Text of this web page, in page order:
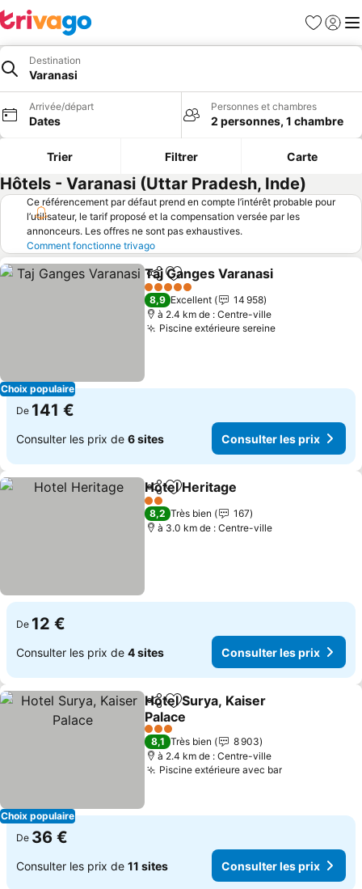
Favoris
Se
Destination
Varanasi
Arrivée/départ
Dates
Personnes et chambres
2 personnes, 1 chambre
Trier Filtrer Carte
Hôtels - Varanasi (Uttar Pradesh, Inde)
Ce référencement par défaut prend en compte l’intérêt probable pour
l’utilisateur, le tarif proposé et la compensation versée par les
annonceurs. Les offres ne sont pas exhaustives.
Comment fonctionne trivago
Choix populaire
PartagerAjouter à mes favoris
Taj Ganges Varanasi
5 Étoiles
8,9 Excellent
14 958
à 2.4 km de : Centre-ville
Piscine extérieure sereine
De 141 €
Consulter les prix de 6 sites Consulter les prix
PartagerAjouter à mes favoris
Hotel Heritage
2 Étoiles
8,2 Très bien
167
à 3.0 km de : Centre-ville
De 12 €
Consulter les prix de 4 sites Consulter les prix
Choix populaire
PartagerAjouter à mes favoris
Hotel Surya, Kaiser
Palace
3 Étoiles
8,1 Très bien
8 903
à 2.4 km de : Centre-ville
Piscine extérieure avec bar
De 36 €
Consulter les prix de 11 sites Consulter les prix